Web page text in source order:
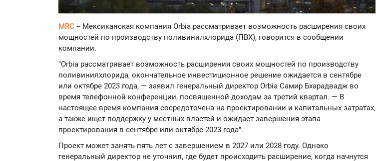
MRC -- Мексиканская компания Orbia рассматривает возможность расширения своих
мощностей по производству поливинилхлорида (ПВХ), говорится в сообщении
компании.
"Orbia рассматривает возможность расширения своих мощностей по производству
поливинилхлорида, окончательное инвестиционное решение ожидается в сентябре
или октябре 2023 года, — заявил генеральный директор Orbia Самир Бхарадвадж во
время телефонной конференции, посвященной доходам за третий квартал. — В
настоящее время компания сосредоточена на проектировании и капитальных затратах,
а также ищет поддержку у местных властей и ожидает завершения этапа
проектирования в сентябре или октябре 2023 года".
Проект может занять пять лет с завершением в 2027 или 2028 году. Однако
генеральный директор не уточнил, где будет происходить расширение, когда начнутся